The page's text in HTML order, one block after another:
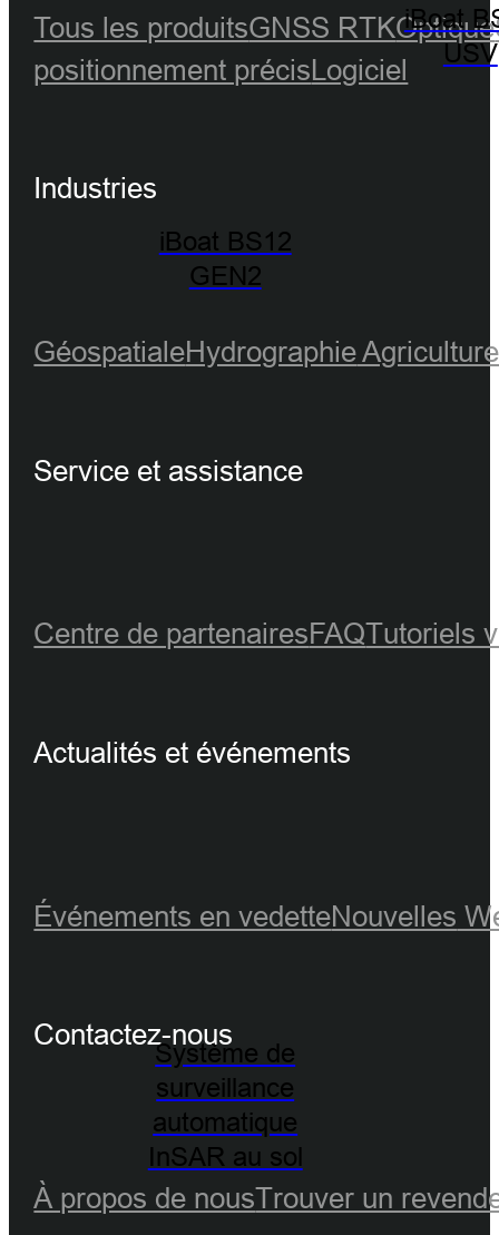
iBoat BS12
GEN2
iBoat
USV
Système de
surveillance
automatique
InSAR au sol
Tous les produitsGNSS RTKOptique
positionnement précisLogiciel
Industries
GéospatialeHydrographieAgriculture
Service et assistance
Centre de partenairesFAQTutoriels
Actualités et événements
Événements en vedetteNouvelles
Contactez-nous
À propos de nousTrouver un